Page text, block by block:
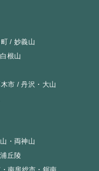
/ 妙義山
根山
市 / 丹沢・大山
・両神山
丘陵